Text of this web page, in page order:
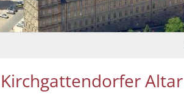
Kirchgattendorfer Altar